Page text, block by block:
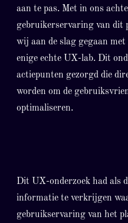
aan te pas. Met in ons
gebruikerservaring van dit
wij aan de slag gegaan
enige echte UX-lab. Dit
actiepunten gezorgd die
worden om de
optimaliseren.
Dit UX-onderzoek had als
informatie te verkrijgen
gebruikservaring van het